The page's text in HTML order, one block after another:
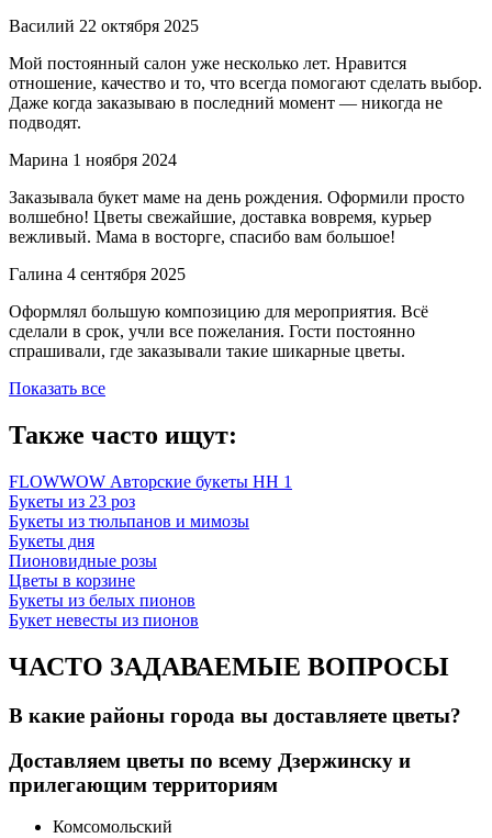
Василий 22 октября 2025
Мой постоянный салон уже несколько лет. Нравится
отношение, качество и то, что всегда помогают сделать выбор.
Даже когда заказываю в последний момент — никогда не
подводят.
Марина 1 ноября 2024
Заказывала букет маме на день рождения. Оформили просто
волшебно! Цветы свежайшие, доставка вовремя, курьер
вежливый. Мама в восторге, спасибо вам большое!
Галина 4 сентября 2025
Оформлял большую композицию для мероприятия. Всё
сделали в срок, учли все пожелания. Гости постоянно
спрашивали, где заказывали такие шикарные цветы.
Показать все
Также часто ищут:
FLOWWOW Авторские букеты НН 1
Букеты из 23 роз
Букеты из тюльпанов и мимозы
Букеты дня
Пионовидные розы
Цветы в корзине
Букеты из белых пионов
Букет невесты из пионов
ЧАСТО ЗАДАВАЕМЫЕ ВОПРОСЫ
В какие районы города вы доставляете цветы?
Доставляем цветы по всему Дзержинску и
прилегающим территориям
Комсомольский